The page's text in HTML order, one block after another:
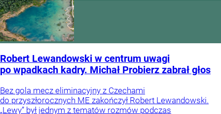
Robert Lewandowski w centrum uwagi
po wpadkach kadry. Michał Probierz zabrał głos
Bez gola mecz eliminacyjny z Czechami
do przyszłorocznych ME zakończył Robert Lewandowski.
„Lewy” był jednym z tematów rozmów podczas